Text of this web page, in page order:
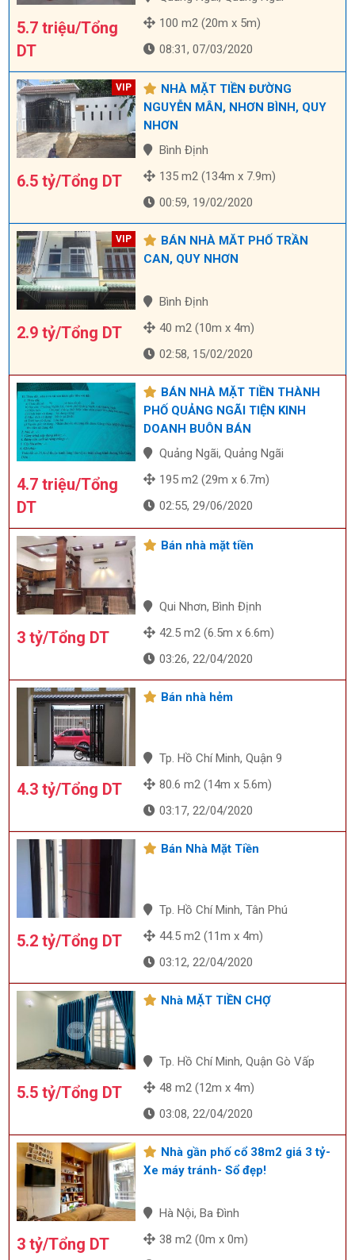
5.7 triệu/Tổng
DT
100 m2 (20m x 5m)
08:31, 07/03/2020
6.5 tỷ/Tổng DT
NHÀ MẶT TIỀN ĐƯỜNG
NGUYỄN MÂN, NHƠN BÌNH, QUY
NHƠN
Bình Định
135 m2 (134m x 7.9m)
00:59, 19/02/2020
2.9 tỷ/Tổng DT
BÁN NHÀ MĂT PHỐ TRẦN
CAN, QUY NHƠN
Bình Định
40 m2 (10m x 4m)
02:58, 15/02/2020
4.7 triệu/Tổng
DT
BÁN NHÀ MẶT TIỀN THÀNH
PHỐ QUẢNG NGÃI TIỆN KINH
DOANH BUÔN BÁN
Quảng Ngãi, Quảng Ngãi
195 m2 (29m x 6.7m)
02:55, 29/06/2020
3 tỷ/Tổng DT
Bán nhà mặt tiền
Qui Nhơn, Bình Định
42.5 m2 (6.5m x 6.6m)
03:26, 22/04/2020
4.3 tỷ/Tổng DT
Bán nhà hẻm
Tp. Hồ Chí Minh, Quận 9
80.6 m2 (14m x 5.6m)
03:17, 22/04/2020
5.2 tỷ/Tổng DT
Bán Nhà Mặt Tiền
Tp. Hồ Chí Minh, Tân Phú
44.5 m2 (11m x 4m)
03:12, 22/04/2020
5.5 tỷ/Tổng DT
Nhà MẶT TIỀN CHỢ
Tp. Hồ Chí Minh, Quận Gò Vấp
48 m2 (12m x 4m)
03:08, 22/04/2020
3 tỷ/Tổng DT
Nhà gần phố cổ 38m2 giá 3 tỷ-
Xe máy tránh- Sổ đẹp!
Hà Nội, Ba Đình
38 m2 (0m x 0m)